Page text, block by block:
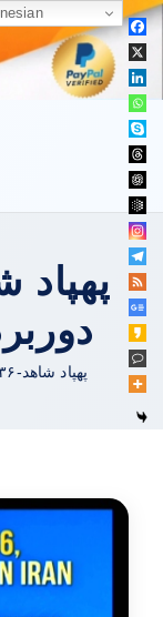
پهپاد شاهد-۱۳۶؛ سلاحی دوربرد با دقت مرگبار